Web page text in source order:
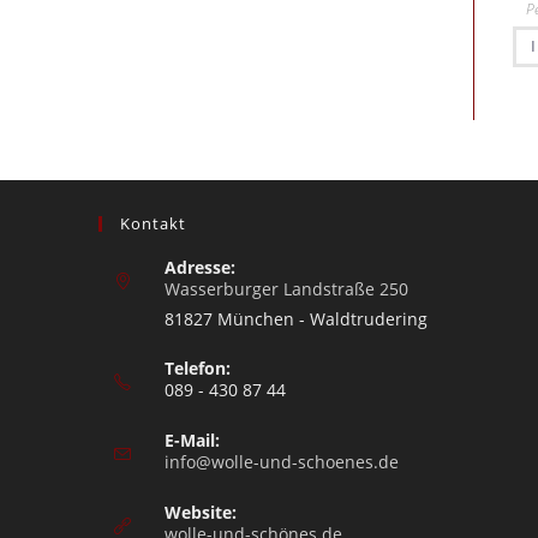
Kontakt
Adresse:
Wasserburger Landstraße 250
81827 München - Waldtrudering
Telefon:
089 - 430 87 44
E-Mail:
info@wolle-und-schoenes.de
Website: